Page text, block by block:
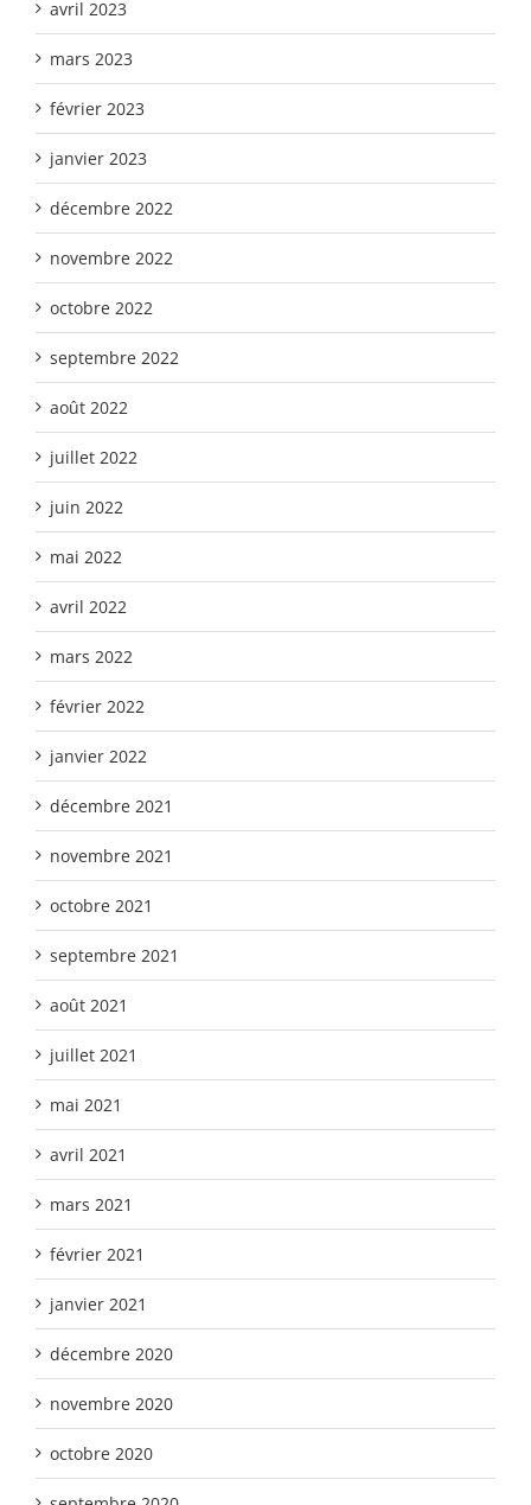
avril 2023
mars 2023
février 2023
janvier 2023
décembre 2022
novembre 2022
octobre 2022
septembre 2022
août 2022
juillet 2022
juin 2022
mai 2022
avril 2022
mars 2022
février 2022
janvier 2022
décembre 2021
novembre 2021
octobre 2021
septembre 2021
août 2021
juillet 2021
mai 2021
avril 2021
mars 2021
février 2021
janvier 2021
décembre 2020
novembre 2020
octobre 2020